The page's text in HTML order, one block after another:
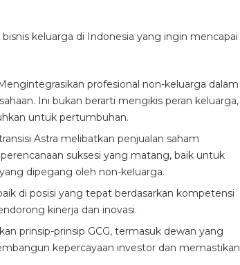
keluarga di Indonesia yang ingin mencapai
profesional non-keluarga dalam
Ini bukan berarti mengikis peran keluarga,
untuk pertumbuhan.
Astra melibatkan penjualan saham
suksesi yang matang, baik untuk
dipegang oleh non-keluarga.
di posisi yang tepat berdasarkan kompetensi
kinerja dan inovasi.
prinsip-prinsip GCG, termasuk dewan yang
kepercayaan investor dan memastikan